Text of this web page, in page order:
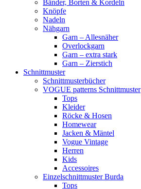
Bänder, Borten & Kordeln
Knöpfe
Nadeln
Nähgarn
Garn – Allesnäher
Overlockgarn
Garn – extra stark
Garn – Zierstich
Schnittmuster
Schnittmusterbücher
VOGUE patterns Schnittmuster
Tops
Kleider
Röcke & Hosen
Homewear
Jacken & Mäntel
Vogue Vintage
Herren
Kids
Accessoires
Einzelschnittmuster Burda
Tops